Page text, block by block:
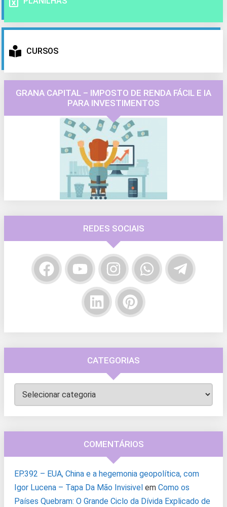
CURSOS
GRANA CAPITAL – IMPOSTO DE RENDA FÁCIL E IA
PARA INVESTIMENTOS
REDES SOCIAIS
CATEGORIAS
Categorias
COMENTÁRIOS
EP.392 – EUA, China e a hegemonia geopolítica, com
Igor Lucena – Tapa Da Mão Invisivel em Como os
Países Quebram: O Grande Ciclo da Dívida Explicado de